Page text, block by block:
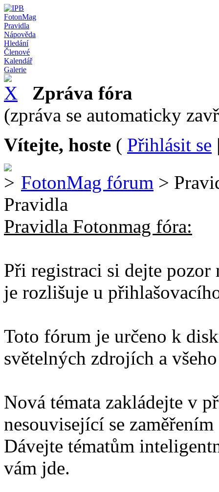
FotonMag
Pravidla
Nápověda
Hledání
Členové
Kalendář
Galerie
Zpráva fóra
(zpráva se automaticky
Vítejte, hoste ( Přihlásit se
FotonMag fórum >
Pravidla
Pravidla Fotonmag fóra:
Při registraci si dejte pozor
je rozlišuje u
Toto fórum je určeno k
světelných zdrojích a
Nová témata zakládejte v
nesouvisející se
Dávejte tématům
vám jde.